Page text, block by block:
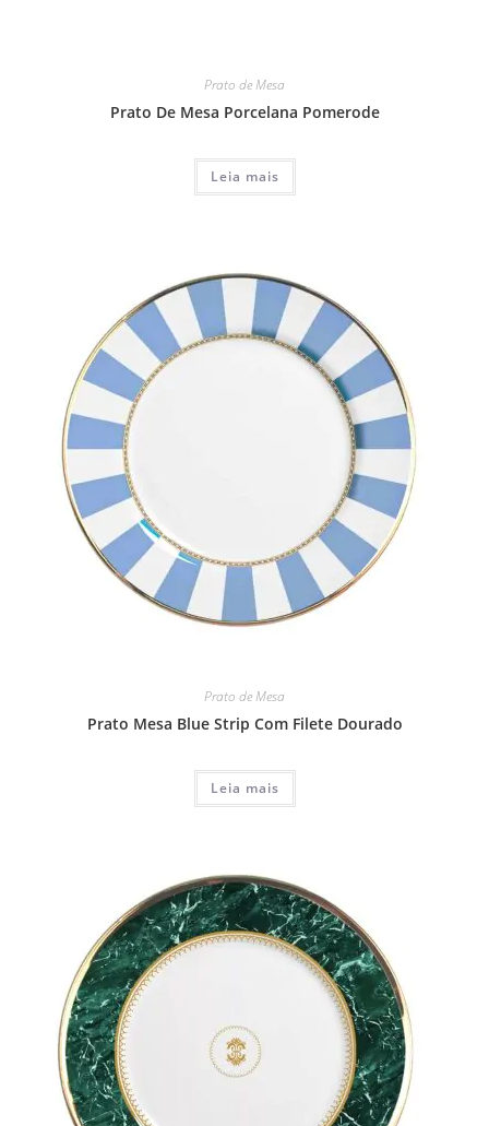
Prato de Mesa
Prato De Mesa Porcelana Pomerode
Leia mais
Prato de Mesa
Prato Mesa Blue Strip Com Filete Dourado
Leia mais